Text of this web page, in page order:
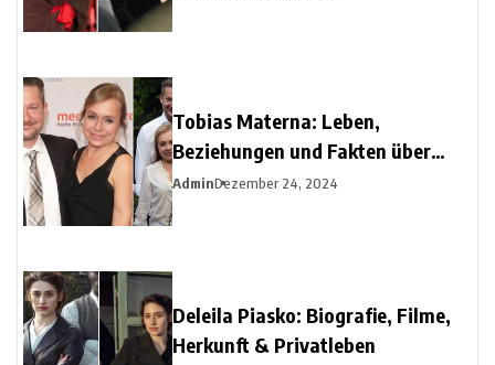
Tobias Materna: Leben,
Beziehungen und Fakten über
Christine Urspruchs Ex-Ehemann
AdminDezember 24, 2024
Deleila Piasko: Biografie, Filme,
Herkunft & Privatleben